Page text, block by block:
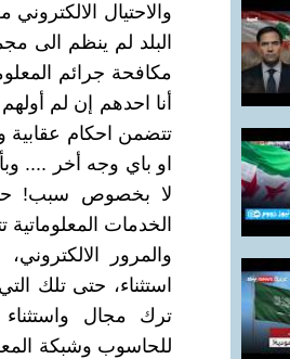
والاحتيال
البلد لم ينظم الى
مكافحة جرائم
أنا احدهم إن لم
تتضمن احكام
او باي وجه أخر ....
لا بخصوص سبب!
الخدمات
والمرور
استثناء، حتى تلك
ترك مجال
للحاسوب وشبكة